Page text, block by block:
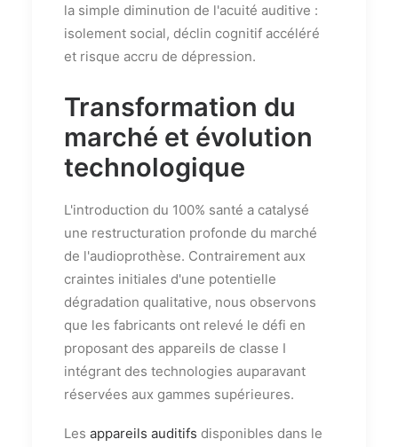
la simple diminution de l'acuité auditive :
isolement social, déclin cognitif accéléré
et risque accru de dépression.
Transformation du
marché et évolution
technologique
L'introduction du 100% santé a catalysé
une restructuration profonde du marché
de l'audioprothèse. Contrairement aux
craintes initiales d'une potentielle
dégradation qualitative, nous observons
que les fabricants ont relevé le défi en
proposant des appareils de classe I
intégrant des technologies auparavant
réservées aux gammes supérieures.
Les appareils auditifs disponibles dans le